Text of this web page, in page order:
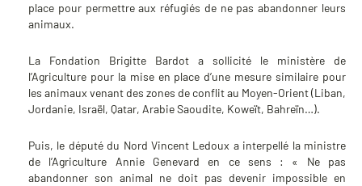
place pour permettre aux réfugiés de ne pas abandonner leurs
animaux.
La Fondation Brigitte Bardot a sollicité le ministère de
l’Agriculture pour la mise en place d’une mesure similaire pour
les animaux venant des zones de conflit au Moyen-Orient (Liban,
Jordanie, Israël, Qatar, Arabie Saoudite, Koweït, Bahreïn…).
Puis, le député du Nord Vincent Ledoux a interpellé la ministre
de l’Agriculture Annie Genevard en ce sens : « Ne pas
abandonner son animal ne doit pas devenir impossible en